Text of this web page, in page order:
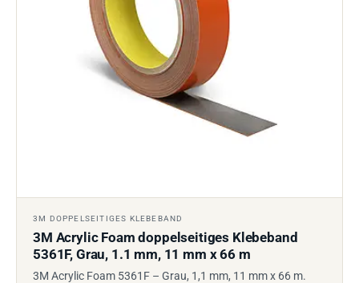
3M DOPPELSEITIGES KLEBEBAND
3M Acrylic Foam doppelseitiges Klebeband
5361F, Grau, 1.1 mm, 11 mm x 66 m
3M Acrylic Foam 5361F – Grau, 1,1 mm, 11 mm x 66 m.